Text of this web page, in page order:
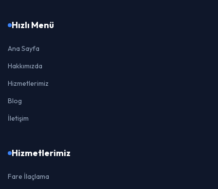
Hızlı Menü
Ana Sayfa
Hakkımızda
Hizmetlerimiz
Blog
İletişim
Hizmetlerimiz
Fare İlaçlama